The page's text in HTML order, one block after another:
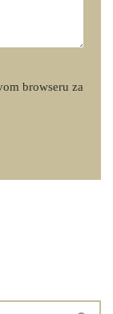
browseru za